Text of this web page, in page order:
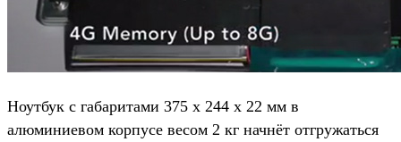
Ноутбук с габаритами 375 x 244 x 22 мм в
алюминиевом корпусе весом 2 кг начнёт отгружаться